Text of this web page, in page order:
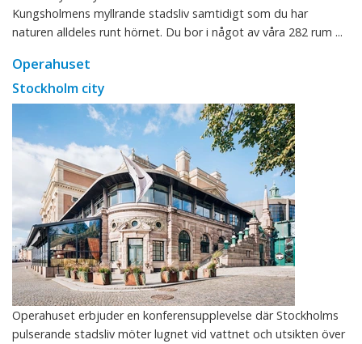
Kungsholmens myllrande stadsliv samtidigt som du har
naturen alldeles runt hörnet. Du bor i något av våra 282 rum ...
Operahuset
Stockholm city
Operahuset erbjuder en konferensupplevelse där Stockholms
pulserande stadsliv möter lugnet vid vattnet och utsikten över